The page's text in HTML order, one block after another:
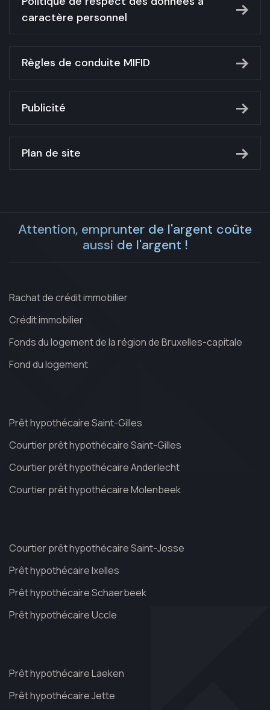
caractère personnel
Règles de conduite MIFID
Publicité
Plan de site
Attention, emprunter de l'argent coûte
aussi de l'argent !
Rachat de crédit immobilier
Crédit immobilier
Fonds du logement de la région de Bruxelles-capitale
Fond du logement
Prêt hypothécaire Saint-Gilles
Courtier prêt hypothécaire Saint-Gilles
Courtier prêt hypothécaire Anderlecht
Courtier prêt hypothécaire Molenbeek
Courtier prêt hypothécaire Saint-Josse
Prêt hypothécaire Ixelles
Prêt hypothécaire Schaerbeek
Prêt hypothécaire Uccle
Prêt hypothécaire Laeken
Prêt hypothécaire Jette